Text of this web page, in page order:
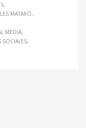
MATARÓ
MEDIA
SOCIALES